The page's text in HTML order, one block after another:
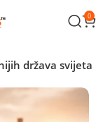
0
država svijeta